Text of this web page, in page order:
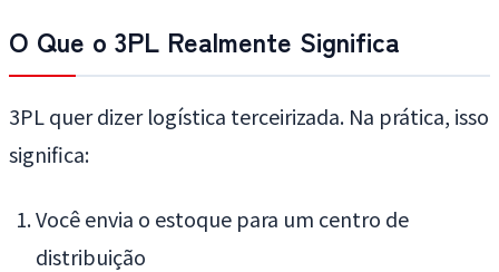
O Que o 3PL Realmente Significa
3PL quer dizer logística terceirizada. Na prática, isso
significa:
Você envia o estoque para um centro de
distribuição